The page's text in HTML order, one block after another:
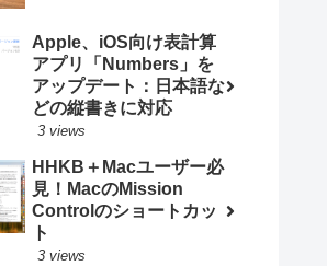
Apple、iOS向け表計算
アプリ「Numbers」を
アップデート：日本語な
どの縦書きに対応
3 views
HHKB＋Macユーザー必
見！MacのMission
Controlのショートカッ
ト
3 views